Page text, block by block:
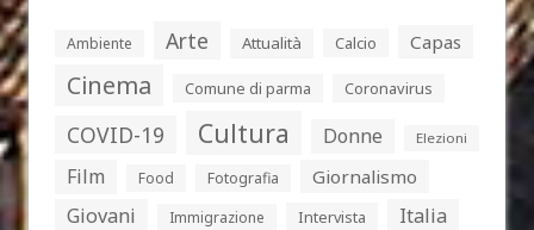
Ambiente Arte Attualità Calcio Capas
Cinema Comune di parma Coronavirus
COVID-19 Cultura Donne Elezioni
Film Food Fotografia Giornalismo
Giovani Immigrazione Intervista Italia